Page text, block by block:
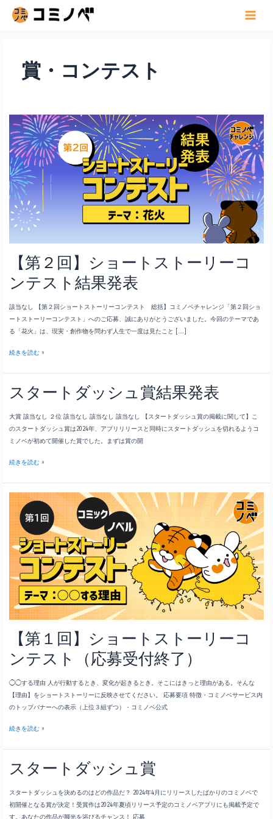
Main
賞・コンテスト
【第２回】ショートストーリーコ
ンテスト結果発表
該当なし 【第２回ショートストーリーコンテスト 総括】コミノベチャレンジ「第２回ショ
ートストーリーコンテスト」へのご応募、誠にありがとうございました。今回のテーマであ
る「花火」は、現実・創作物を問わず人生で一度は見たこと […]
【第
シ
ョ
ー
ト
ス
ー
コ
ン
テ
ス
ト
結
果
発
表
続きを読む »
スタートダッシュ賞結果発表
大賞 該当なし ２位 該当なし 該当なし 該当なし 【スタートダッシュ賞の掲載に関して】こ
のスタートダッシュ賞は2024年、アプリリリースと同時にスタートダッシュを切れるようコ
ミノベが初めて開催した賞でした。まずは賞の開
ス
ト
ダ
ッ
シ
ュ
賞
結
果
発
表
続きを読む »
【第１回】ショートストーリーコ
ンテスト（応募受付終了）
◯◯する理由 人が行動するとき、変化が起きるとき。そこにはきっと理由がある。そんな
【理由】をショートストーリーに反映させてください。 応募要項 特徴・コミノベサービス内
のトップバナーへの表示（上位３組ずつ）・コミノベ公式
【第
シ
ョ
ー
ト
ス
続きを読む »
スタートダッシュ賞
スタートダッシュを決めるのはどの作品だ？ 2024年4月にリリースしたばかりのコミノベで
初開催となる賞が決定！受賞作は2024年夏頃リリース予定のコミノベアプリにも掲載予定で
す。あなたの作品が脚光を浴びるチャンス！ 応募